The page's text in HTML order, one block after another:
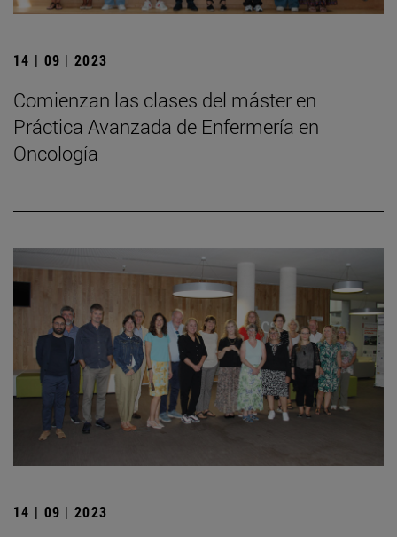
14 | 09 | 2023
Comienzan las clases del máster en
Práctica Avanzada de Enfermería en
Oncología
14 | 09 | 2023